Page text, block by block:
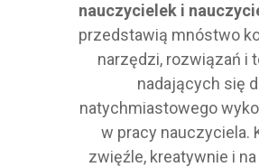
nauczycielek i
przedstawią mnóstwo
narzędzi, rozwiązań i
nadających się
natychmiastowego
w pracy nauczyciela.
zwięźle, kreatywnie i